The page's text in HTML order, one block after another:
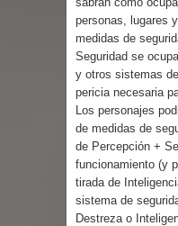
personas, lugares
medidas de
Seguridad se
y otros sistemas
pericia necesaria
Los personajes
de medidas de
de Percepción +
funcionamiento (y
tirada de
sistema de
Destreza o